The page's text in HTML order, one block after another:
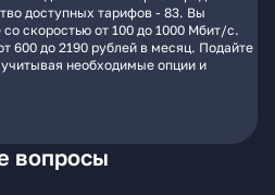
доступных тарифов - 83. Вы
скоростью от 100 до 1000 Мбит/с.
600 до 2190 рублей в месяц. Подайте
необходимые опции и
вопросы